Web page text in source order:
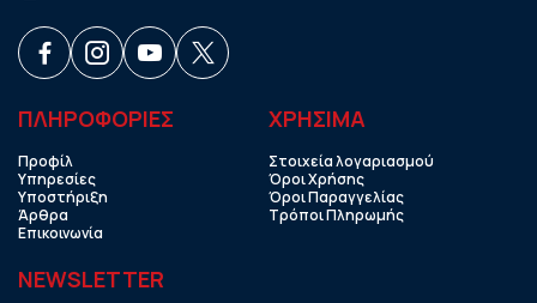
ΠΛΗΡΟΦΟΡΙΕΣ
Προφίλ
Υπηρεσίες
Υποστήριξη
Άρθρα
Επικοινωνία
ΧΡHΣΙΜΑ
Στοιχεία λογαριασμού
Όροι Χρήσης
Όροι Παραγγελίας
Τρόποι Πληρωμής
NEWSLETTER